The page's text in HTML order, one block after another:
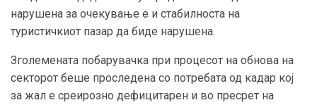
нарушена за очекување е и стабилноста на
туристичкиот пазар да биде нарушена.
Зголемената побарувачка при процесот на обнова на
секторот беше проследена со потребата од кадар кој
за жал е среирозно дефицитарен и во пресрет на